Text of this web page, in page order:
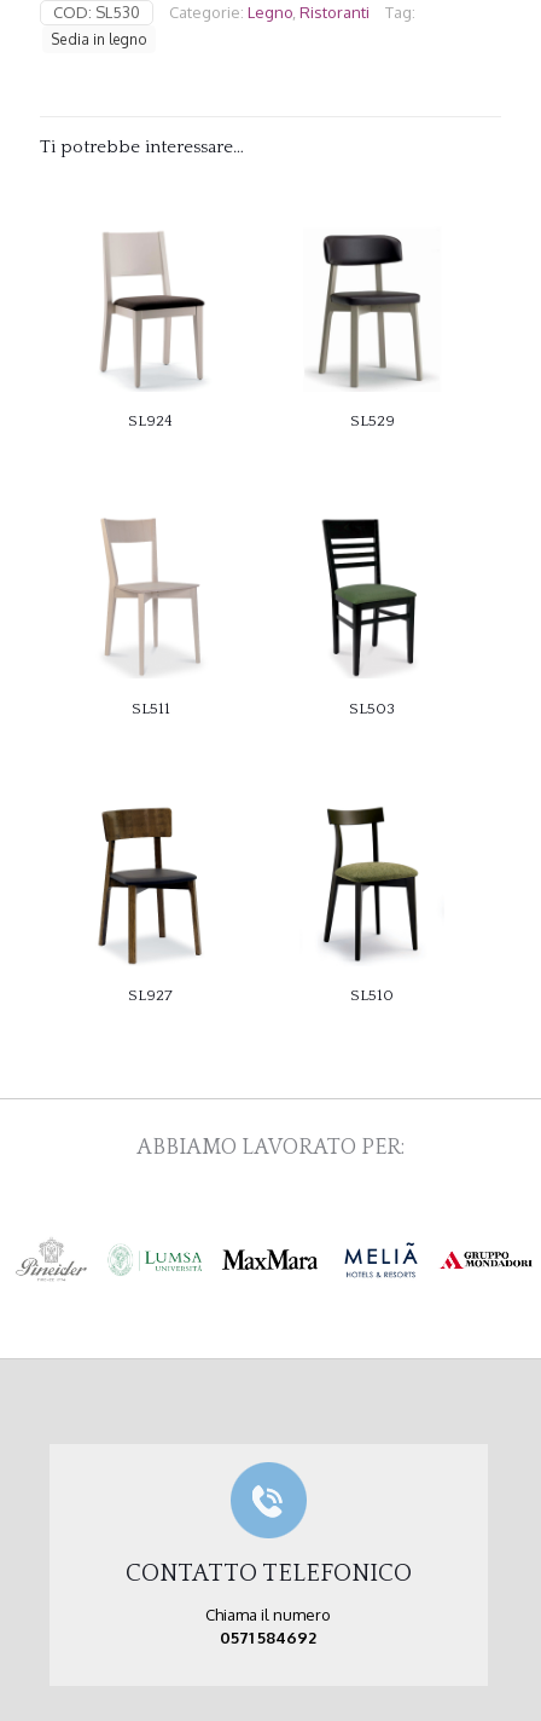
COD: SL530 Categorie: Legno, Ristoranti Tag:
Sedia in legno
Ti potrebbe interessare…
SL924 SL529
SL511 SL503
SL927 SL510
ABBIAMO LAVORATO PER:
CONTATTO TELEFONICO
Chiama il numero
0571 584692